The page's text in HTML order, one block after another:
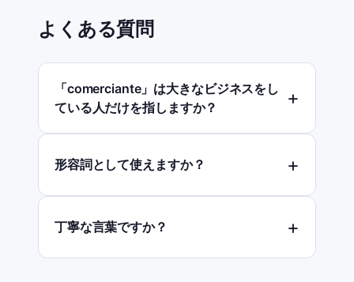
よくある質問
「comerciante」は大きなビジネスをし
ている人だけを指しますか？
形容詞として使えますか？
丁寧な言葉ですか？